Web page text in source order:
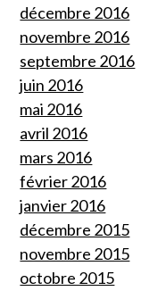
décembre 2016
novembre 2016
septembre 2016
juin 2016
mai 2016
avril 2016
mars 2016
février 2016
janvier 2016
décembre 2015
novembre 2015
octobre 2015